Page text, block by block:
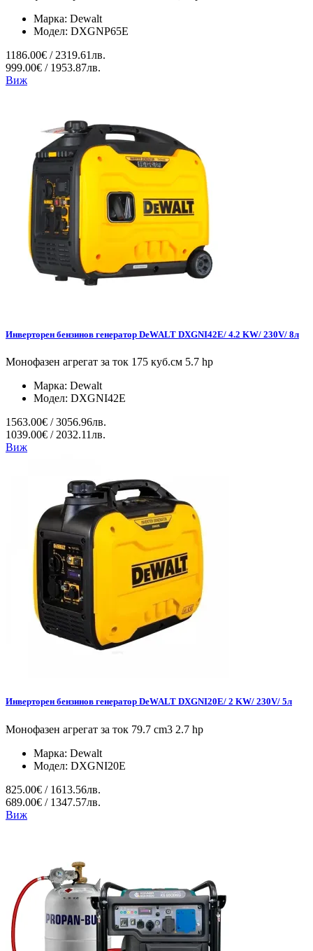
Марка: Dewalt
Модел: DXGNP65E
1186.00€ / 2319.61лв.
999.00€ / 1953.87лв.
Виж
Инверторен бензинов генератор DeWALT DXGNI42E/ 4.2 KW/ 230V/ 8л
Монофазен агрегат за ток 175 куб.см 5.7 hp
Марка: Dewalt
Модел: DXGNI42E
1563.00€ / 3056.96лв.
1039.00€ / 2032.11лв.
Виж
Инверторен бензинов генератор DeWALT DXGNI20E/ 2 KW/ 230V/ 5л
Монофазен агрегат за ток 79.7 cm3 2.7 hp
Марка: Dewalt
Модел: DXGNI20E
825.00€ / 1613.56лв.
689.00€ / 1347.57лв.
Виж